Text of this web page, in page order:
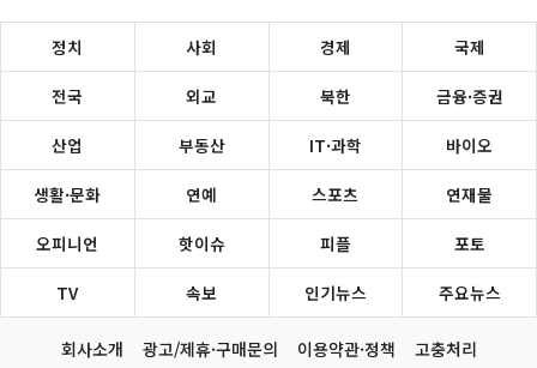
정치 사회 경제 국제
전국 외교 북한 금융·증권
산업 부동산 IT·과학 바이오
생활·문화 연예 스포츠 연재물
오피니언 핫이슈 피플 포토
TV 속보 인기뉴스 주요뉴스
회사소개 광고/제휴·구매문의 이용약관·정책 고충처리